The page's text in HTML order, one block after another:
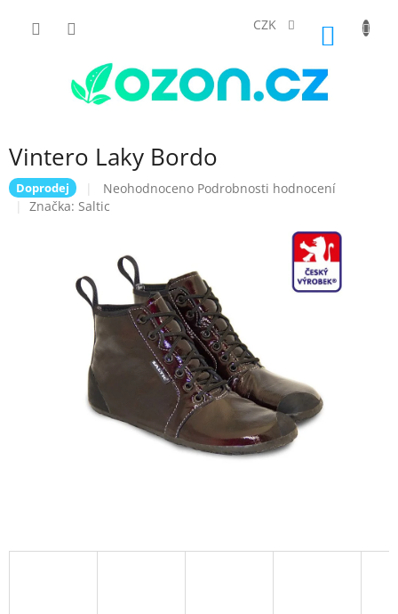
CZK
Vintero Laky Bordo
Doprodej
Průměrné
hodnocení
0,0
hvězdiček.
Neohodnoceno Podrobnosti hodnocení
Značka: Saltic